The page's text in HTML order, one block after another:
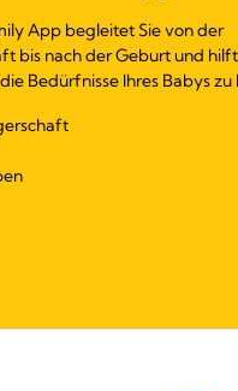
App begleitet Sie von der
bis nach der Geburt und
Bedürfnisse Ihres Babys zu